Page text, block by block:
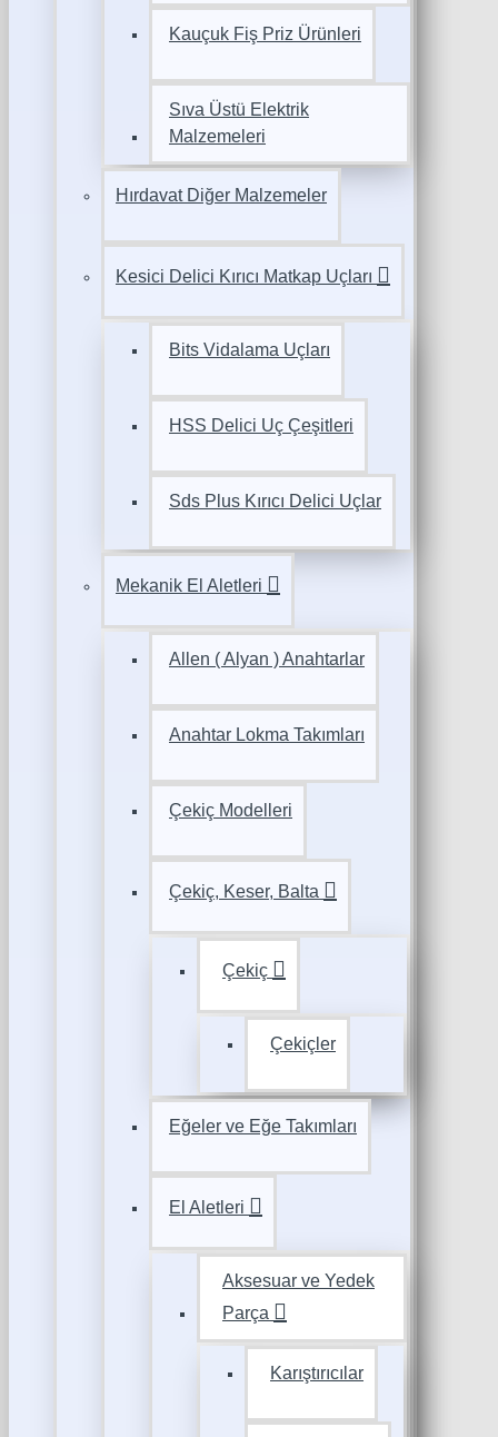
Kauçuk Fiş Priz Ürünleri
Sıva Üstü Elektrik
Malzemeleri
Hırdavat Diğer Malzemeler
Kesici Delici Kırıcı Matkap Uçları
Bits Vidalama Uçları
HSS Delici Uç Çeşitleri
Sds Plus Kırıcı Delici Uçlar
Mekanik El Aletleri
Allen ( Alyan ) Anahtarlar
Anahtar Lokma Takımları
Çekiç Modelleri
Çekiç, Keser, Balta
Çekiç
Çekiçler
Eğeler ve Eğe Takımları
El Aletleri
Aksesuar ve Yedek
Parça
Karıştırıcılar